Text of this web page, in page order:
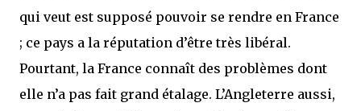
qui veut est supposé pouvoir se rendre en France
; ce pays a la réputation d’être très libéral.
Pourtant, la France connaît des problèmes dont
elle n’a pas fait grand étalage. L’Angleterre aussi,